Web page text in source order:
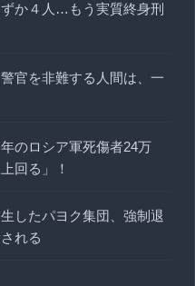
か４人…もう実質終身刑
官を非難する人間は、一
のロシア軍死傷者24万
回る」！
したパヨク集団、強制退
れる